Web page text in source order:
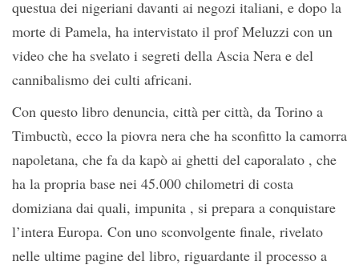
questua dei nigeriani davanti ai negozi italiani, e dopo la
morte di Pamela, ha intervistato il prof Meluzzi con un
video che ha svelato i segreti della Ascia Nera e del
cannibalismo dei culti africani.
Con questo libro denuncia, città per città, da Torino a
Timbuctù, ecco la piovra nera che ha sconfitto la camorra
napoletana, che fa da kapò ai ghetti del caporalato , che
ha la propria base nei 45.000 chilometri di costa
domiziana dai quali, impunita , si prepara a conquistare
l’intera Europa. Con uno sconvolgente finale, rivelato
nelle ultime pagine del libro, riguardante il processo a